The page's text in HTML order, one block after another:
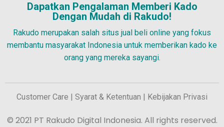
Dapatkan Pengalaman Memberi Kado
Dengan Mudah di Rakudo!
Rakudo merupakan salah situs jual beli online yang fokus
membantu masyarakat Indonesia untuk memberikan kado ke
orang yang mereka sayangi.
Customer Care | Syarat & Ketentuan | Kebijakan Privasi
© 2021 PT Rakudo Digital Indonesia. All rights reserved.